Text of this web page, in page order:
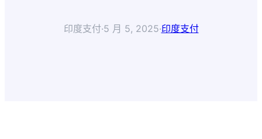
印度支付·5 月 5, 2025·印度支付